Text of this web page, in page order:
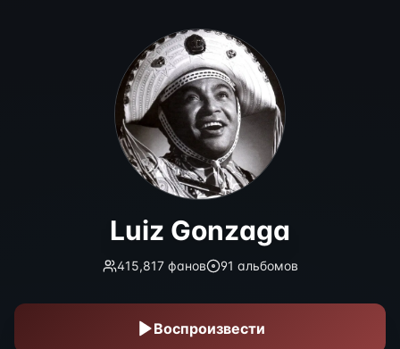
Luiz Gonzaga
415,817фанов 91 альбомов
Воспроизвести